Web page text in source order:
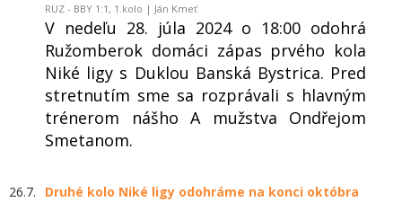
RUZ - BBY 1:1, 1.kolo | Ján Kmeť
V nedeľu 28. júla 2024 o 18:00 odohrá
Ružomberok domáci zápas prvého kola
Niké ligy s Duklou Banská Bystrica. Pred
stretnutím sme sa rozprávali s hlavným
trénerom nášho A mužstva Ondřejom
Smetanom.
26.7. Druhé kolo Niké ligy odohráme na konci októbra